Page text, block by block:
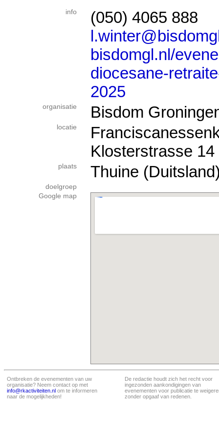
info
(050) 4065 888
bisdomgl.nl/
diocesane-
2025
organisatie Bisdom
locatie
Klosterstrasse 14
plaats Thuine
doelgroep
Google map
Ontbreken de evenementen van uw
organisatie? Neem contact op met
info@rkactiviteiten.nl om te informeren
naar de mogelijkheden!
De redactie houdt zich het recht voor
ingezonden aankondigingen van
evenementen voor publicatie te
zonder opgaaf van redenen.